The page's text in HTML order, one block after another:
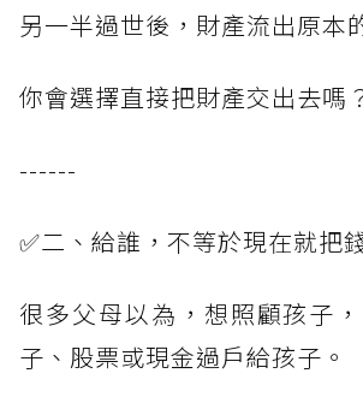
另一半過世後，財產流出原本
你會選擇直接把財產交出去嗎
------
✅二、給誰，不等於現在就把
很多父母以為，想照顧孩子
子、股票或現金過戶給孩子。